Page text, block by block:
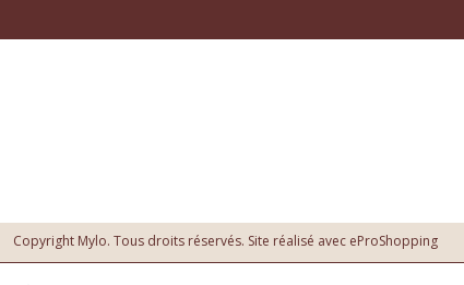
Copyright Mylo. Tous droits réservés. Site réalisé avec eProShopping